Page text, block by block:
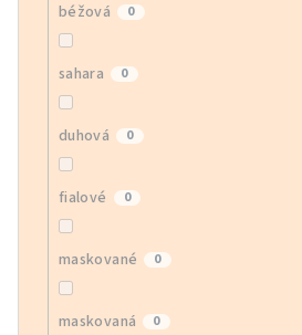
béžová 0
sahara 0
duhová 0
fialové 0
maskované 0
maskovaná 0